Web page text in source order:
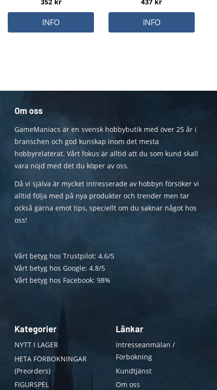
INFO INFO
Om oss
GameManiacs är en svensk hobbybutik med över 25 år i
branschen och god kunskap inom det mesta
hobbyrelaterat. Vårt fokus är alltid att du som kund skall
vara nöjd med det du köper av oss.
Då vi själva är mycket intresserade av hobbyn försöker vi
alltid följa med på nya produkter och trender men tar
också gärna emot tips, speciellt om du saknar något hos
oss!
Vårt betyg hos Trustpilot: 4.6/5
Vårt betyg hos Google: 4.8/5
Vårt betyg hos Facebook: 98%
Kategorier
NYTT I LAGER
HETA FÖRBOKNINGAR
(Preorders)
FIGURSPEL
Länkar
Intresseanmälan /
Förbokning
Kundtjänst
Om oss